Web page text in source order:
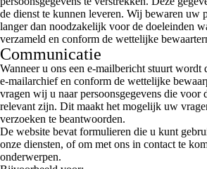
de dienst te kunnen leveren. Wij bewaren uw
langer dan noodzakelijk voor de doeleinden
verzameld en conform de wettelijke
Communicatie
Wanneer u ons een e-mailbericht stuurt wordt
e-mailarchief en conform de wettelijke
vragen wij u naar persoonsgegevens die voor
relevant zijn. Dit maakt het mogelijk uw
verzoeken te beantwoorden.
De website bevat formulieren die u kunt
onze diensten, of om met ons in contact te
onderwerpen.